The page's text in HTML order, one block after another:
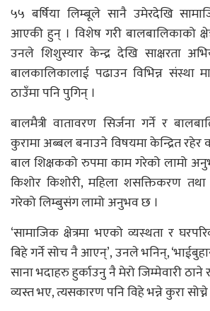
५५ बर्षिया लिम्बूले सानै उमेरदेखि
आएकी हुन् । विशेष गरी बालबालिकाको
उनले शिशुस्यार केन्द्र देखि साक्षरता
बालकालिकालाई पढाउन विभिन्न संस्था
ठाउँमा पनि पुगिन् ।
बालमैत्री वातावरण सिर्जना गर्ने र
कुरामा अब्बल बनाउने विषयमा केन्द्रित
बाल शिक्षकको रुपमा काम गरेको लामो
किशोर किशोरी, महिला शसक्तिकरण तथा
गरेको लिम्बुसंग लामो अनुभव छ ।
‘सामाजिक क्षेत्रमा भएको व्यस्थता र
बिहे गर्ने सोच नै आएन्’, उनले भनिन्,
साना भदाहरु हुर्काउनु नै मेरो जिम्मेवारी
व्यस्त भए, त्यसकारण पनि विहे भन्ने कुरा